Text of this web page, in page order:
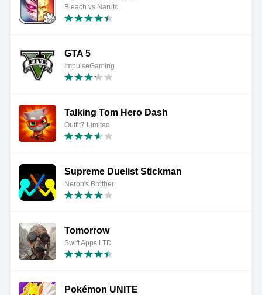
Bleach vs Naruto
GTA 5
ImpulseGaming
Talking Tom Hero Dash
Outfit7 Limited
Supreme Duelist Stickman
Neron's Brother
Tomorrow
Swift Apps LTD
Pokémon UNITE